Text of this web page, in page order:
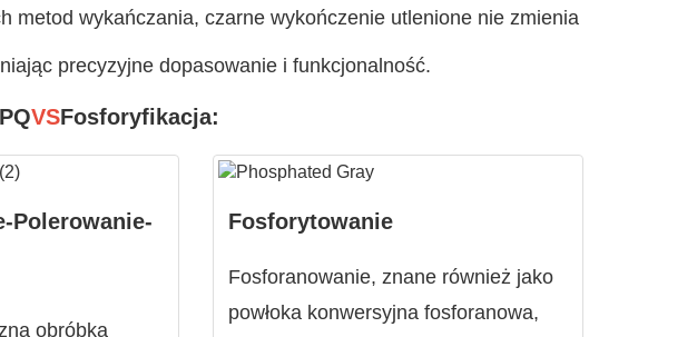
metod wykańczania, czarne wykończenie utlenione nie zmienia
precyzyjne dopasowanie i funkcjonalność.
VSFosforyfikacja:
Polerowanie-
obróbka
Fosforytowanie
Fosforanowanie, znane również jako
powłoka konwersyjna fosforanowa,